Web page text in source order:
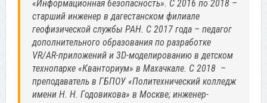
«Информационная безопасность». С 2016 по 2018 –
старший инженер в дагестанском филиале
геофизической службы РАН. С 2017 года – педагог
дополнительного образования по разработке
VR/AR-приложений и 3D-моделированию в детском
технопарке «Кванториум» в Махачкале. С 2018 –
преподаватель в ГБПОУ «Политехнический колледж
имени Н. Н. Годовикова» в Москве; инженер-